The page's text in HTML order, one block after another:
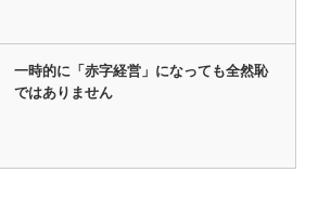
一時的に「赤字経営」になっても全然恥
ではありません